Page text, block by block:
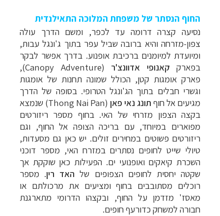
החוף הנסתר של משפחת המלוכה התאילנדית
נסיעה קצרה דרומה עד לכפר, ומשם הדרך עולה
צפון-מזרחה והיא ברובה שביל עפר בתוך ג'ונגל עבות,
ומיועדת למיומנים ברכיבת אופנוע. בדרך אפשר לבקר
בפארק קאנופי אדוונצ'ר (
Canopy Adventure
),
פארק אומגות קטן, הכולל שמונה תחנות של אומגות
וגשרי חבלים בתוך הג'ונגל הטרופי. בסופה של הדרך
מגיעים אל חוף תונג נאי פאן (
Thong Nai Pan) שנמצא
בקצה הצפון מזרחי של האי. בחוף מספר ריזורטים
מפוארים במיוחד, עם בריכה הצופה אל החוף, וגם
ריזורטים פשוטים במחירים זולים. יש כאן גם מסעדות,
טיולי שייט לחופים נסתרים במזרח האי, מספר דוכני
השכרת קיאקים ואופנועי ים. הפעילות כאן שוקקת אך
שקטה יחסית לחופים הצפופים של האד רין. מספר
רוכלים מסתובבים בחוף ומציעים את מרכולתם או
מאסז' מזדמן על החוף, ובקצהו הדרומי מתארגנת
חבורה למשחק כדורעף חופים.